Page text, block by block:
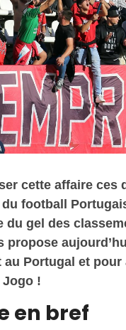
cette affaire ces
football
du gel des
propose
Portugal et pour
!
en bref